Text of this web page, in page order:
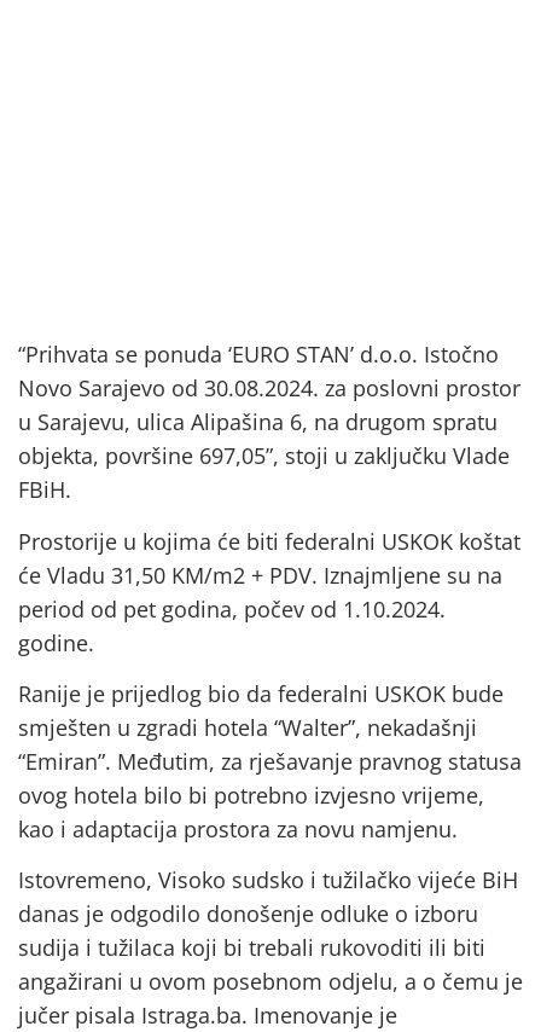
“Prihvata se ponuda ‘EURO STAN’ d.o.o. Istočno
Novo Sarajevo od 30.08.2024. za poslovni prostor
u Sarajevu, ulica Alipašina 6, na drugom spratu
objekta, površine 697,05”, stoji u zaključku Vlade
FBiH.
Prostorije u kojima će biti federalni USKOK koštat
će Vladu 31,50 KM/m2 + PDV. Iznajmljene su na
period od pet godina, počev od 1.10.2024.
godine.
Ranije je prijedlog bio da federalni USKOK bude
smješten u zgradi hotela “Walter”, nekadašnji
“Emiran”. Međutim, za rješavanje pravnog statusa
ovog hotela bilo bi potrebno izvjesno vrijeme,
kao i adaptacija prostora za novu namjenu.
Istovremeno, Visoko sudsko i tužilačko vijeće BiH
danas je odgodilo donošenje odluke o izboru
sudija i tužilaca koji bi trebali rukovoditi ili biti
angažirani u ovom posebnom odjelu, a o čemu je
jučer pisala Istraga.ba. Imenovanje je